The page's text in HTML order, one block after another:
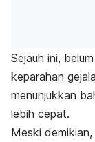
Sejauh ini,
keparahan
menunjukkan
lebih cepat.
Meski